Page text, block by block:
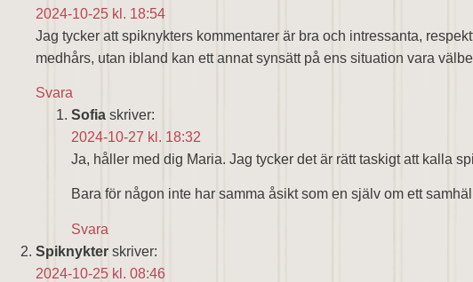
2024-10-25 kl. 18:54
Jag tycker att spiknykters kommentarer är bra och intressanta,
medhårs, utan ibland kan ett annat synsätt på ens situation vara
Svara
Sofia skriver:
2024-10-27 kl. 18:32
Ja, håller med dig Maria. Jag tycker det är rätt taskigt att kalla
Bara för någon inte har samma åsikt som en själv om ett
Svara
Spiknykter skriver:
2024-10-25 kl. 08:46